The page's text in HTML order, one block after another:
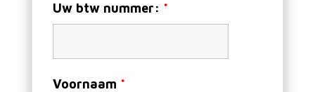
Uw btw nummer: *
Voornaam *